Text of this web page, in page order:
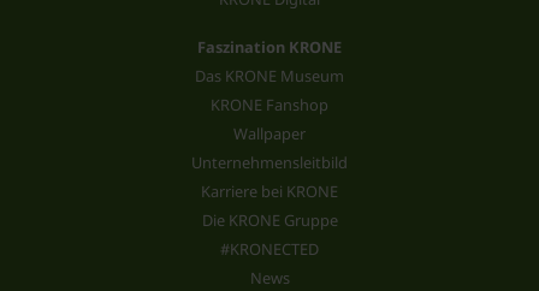
Faszination KRONE
Das KRONE Museum
KRONE Fanshop
Wallpaper
Unternehmensleitbild
Karriere bei KRONE
Die KRONE Gruppe
#KRONECTED
News